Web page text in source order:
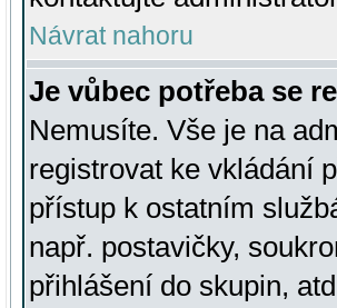
Návrat nahoru
Je vůbec potřeba se
Nemusíte. Vše je na
registrovat ke vkládání
přístup k ostatním
např. postavičky,
přihlášení do skupin,